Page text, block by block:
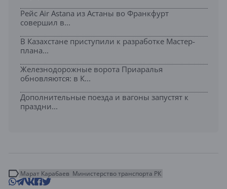
Рейс Air Astana из Астаны во Франкфурт
совершил в...
В Казахстане приступили к разработке Мастер-
плана...
Железнодорожные ворота Приаралья
обновляются: в К...
Дополнительные поезда и вагоны запустят к
праздни...
Марат Карабаев Министерство транспорта РК